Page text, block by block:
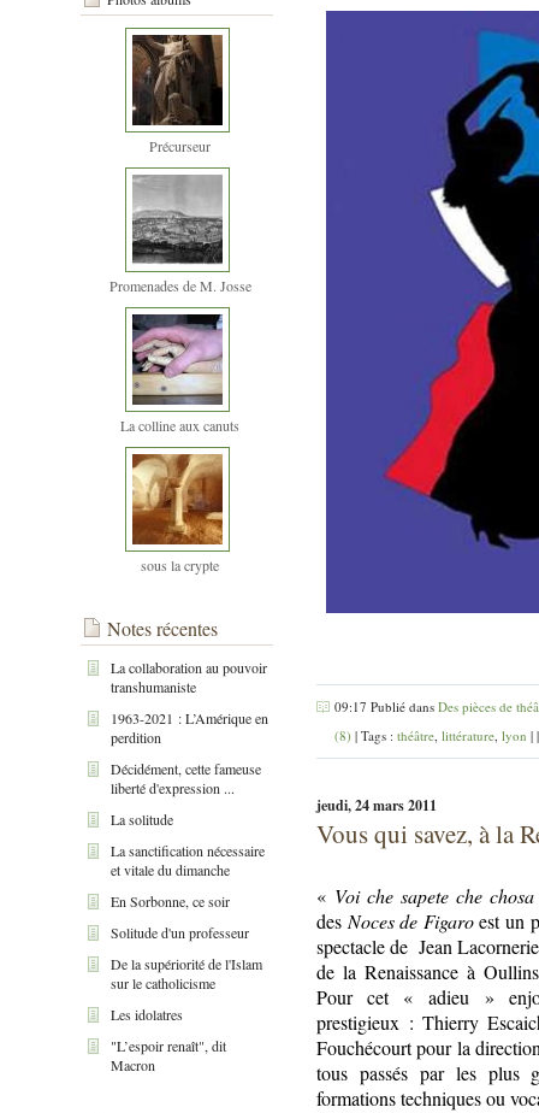
Précurseur
Promenades de M. Josse
La colline aux canuts
sous la crypte
Notes récentes
La collaboration au pouvoir
transhumaniste
1963-2021 : L’Amérique en
perdition
Décidément, cette fameuse
liberté d'expression ...
La solitude
La sanctification nécessaire
et vitale du dimanche
En Sorbonne, ce soir
Solitude d'un professeur
De la supériorité de l'Islam
sur le catholicisme
Les idolatres
"L’espoir renaît", dit
Macron
09:17 Publié dans Des pièces de
(8) | Tags : théâtre littérature lyon |
jeudi, 24 mars 2011
Vous qui savez, à la
« Voi che sapete che
des Noces de Figaroest un
spectacle de Jean
de la Renaissance à
Pour cet « adieu »
prestigieux : Thierry
Fouchécourt pour la
tous passés par les plus
formations techniques ou